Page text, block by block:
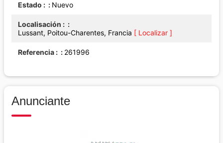
Estado : Nuevo
Localisación :
Lussant, Poitou-Charentes, Francia [ Localizar ]
Referencia : 261996
Anunciante